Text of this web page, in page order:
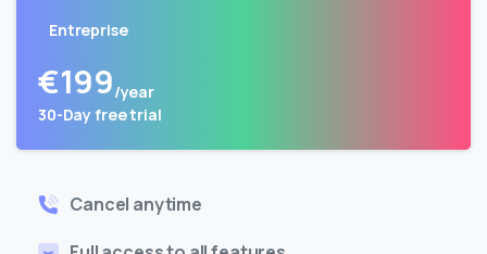
Entreprise
€199/year
30-Day free trial
Cancel anytime